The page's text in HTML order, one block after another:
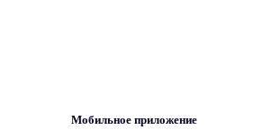
Мобильное приложение